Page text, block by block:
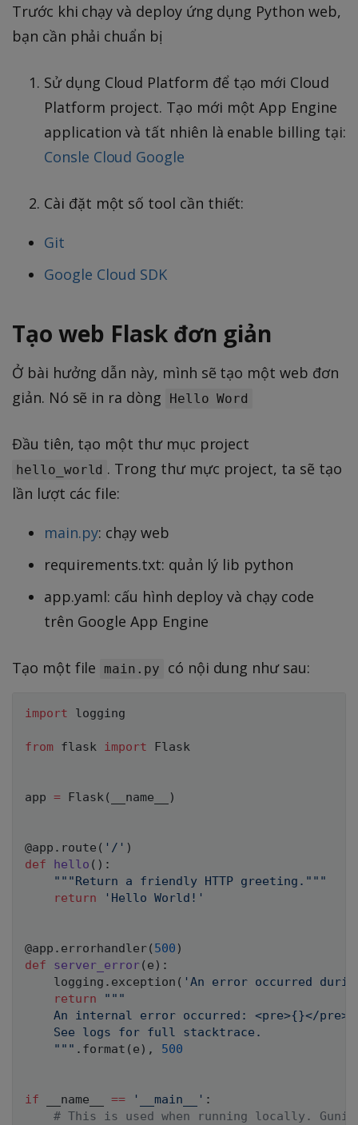
Trước khi chạy và deploy ứng dụng Python web,
bạn cần phải chuẩn bị
Sử dụng Cloud Platform để tạo mới Cloud
Platform project. Tạo mới một App Engine
application và tất nhiên là enable billing tại:
Consle Cloud Google
Cài đặt một số tool cần thiết:
Git
Google Cloud SDK
Tạo web Flask đơn giản
Ở bài hưởng dẫn này, mình sẽ tạo một web đơn
giản. Nó sẽ in ra dòng
Hello Word
Đầu tiên, tạo một thư mục project
hello_world . Trong thư mực project, ta sẽ tạo
lần lượt các file:
main.py: chạy web
requirements.txt: quản lý lib python
app.yaml: cấu hình deploy và chạy code
trên Google App Engine
Tạo một file main.py có nội dung như sau:
import logging
from flask import Flask
app = Flask( __name__ )
@app . route ( '/' )
def
hello ( ) :
"""Return a friendly HTTP greeting."""
return
'Hello World!'
@app . errorhandler( 500 )
def
server_error( e ) :
    logging
. exception ( 'An error occurred
return
"""
    An internal error occurred: <pre>{}</pre>
    See logs for full stacktrace.
    """
. format ( e ) , 500
if __name__ == '__main__' :
# This is used when running locally.